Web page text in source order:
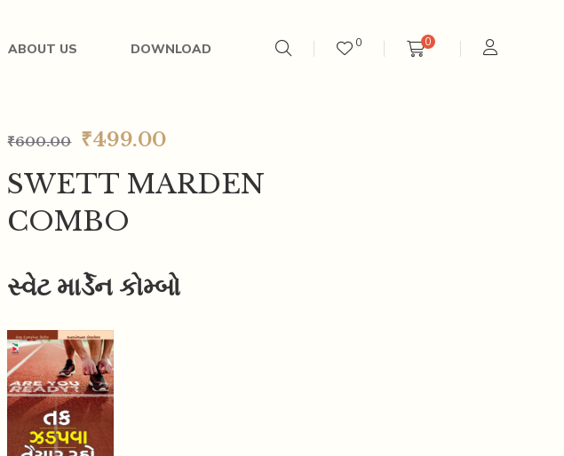
ABOUT US DOWNLOAD 0 0
₹600.00 ₹499.00
SWETT MARDEN
COMBO
સ્વેટ માર્ડેન કોમ્બો